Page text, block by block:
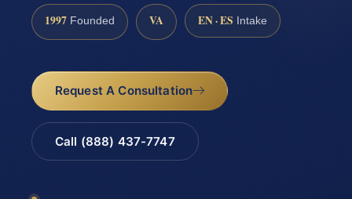
1997 Founded VA EN · ES Intake
Request A Consultation
Call (888) 437-7747